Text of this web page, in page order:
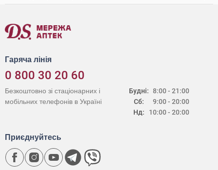
Гаряча лінія
0 800 30 20 60
Будні:
Сб:
Нд:
8:00 - 21:00
9:00 - 20:00
10:00 - 20:00
Безкоштовно зі стаціонарних і
мобільних телефонів в Україні
Приєднуйтесь